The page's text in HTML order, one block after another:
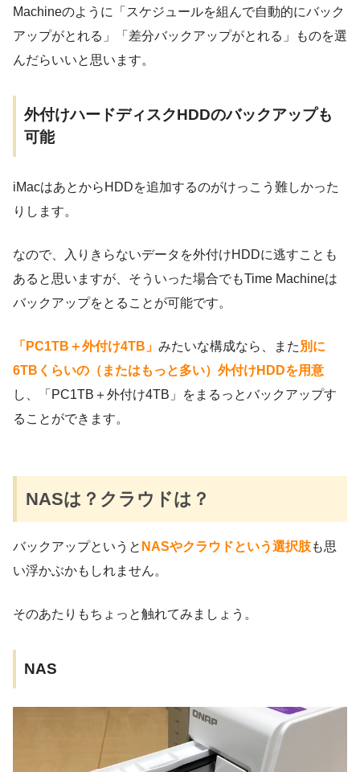
Machineのように「スケジュールを組んで自動的にバック
アップがとれる」「差分バックアップがとれる」ものを選
んだらいいと思います。
外付けハードディスクHDDのバックアップも
可能
iMacはあとからHDDを追加するのがけっこう難しかった
りします。
なので、入りきらないデータを外付けHDDに逃すことも
あると思いますが、そういった場合でもTime Machineは
バックアップをとることが可能です。
「PC1TB＋外付け4TB」 みたいな構成なら、また 別に
6TBくらいの（またはもっと多い）外付けHDDを用意
し、「PC1TB＋外付け4TB」をまるっとバックアップす
ることができます。
NASは？クラウドは？
バックアップというと NASやクラウドという選択肢も思
い浮かぶかもしれません。
そのあたりもちょっと触れてみましょう。
NAS